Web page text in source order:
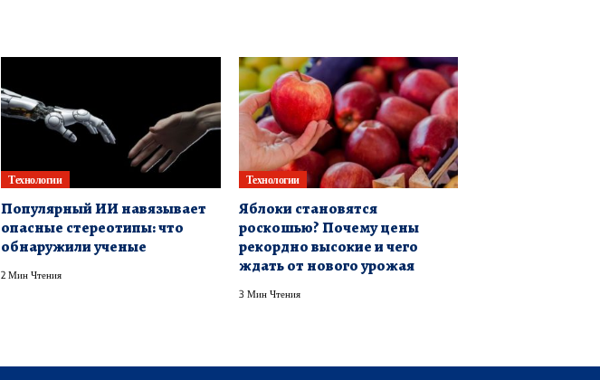
Технологии
Популярный ИИ навязывает
опасные стереотипы: что
обнаружили ученые
2 Мин Чтения
Технологии
Яблоки становятся
роскошью? Почему цены
рекордно высокие и чего
ждать от нового урожая
3 Мин Чтения